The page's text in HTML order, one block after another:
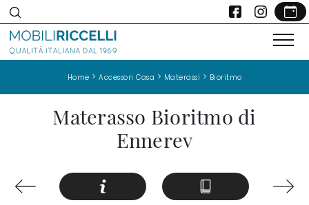
Home > Accessori Casa > Materassi > Bioritmo
Materasso Bioritmo di
Ennerev